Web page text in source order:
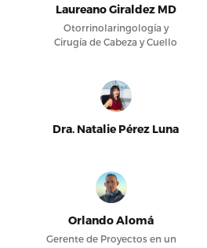
Laureano Giraldez MD
Otorrinolaringología y
Cirugía de Cabeza y Cuello
Dra. Natalie Pérez Luna
Orlando Alomá
Gerente de Proyectos en un